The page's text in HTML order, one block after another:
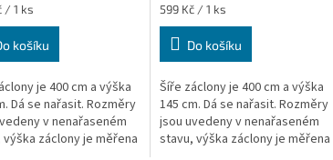
/ 1 ks
košíku
je 400 cm a výška
Dá se nařasit. Rozměry
v nenařaseném
záclony je měřena
Měrná
cena:
599 Kč / 1 ks
Do košíku
Šíře záclony je 400 cm a výška
145 cm. Dá se nařasit. Rozměry
jsou uvedeny v nenařaseném
stavu, výška záclony je měřena